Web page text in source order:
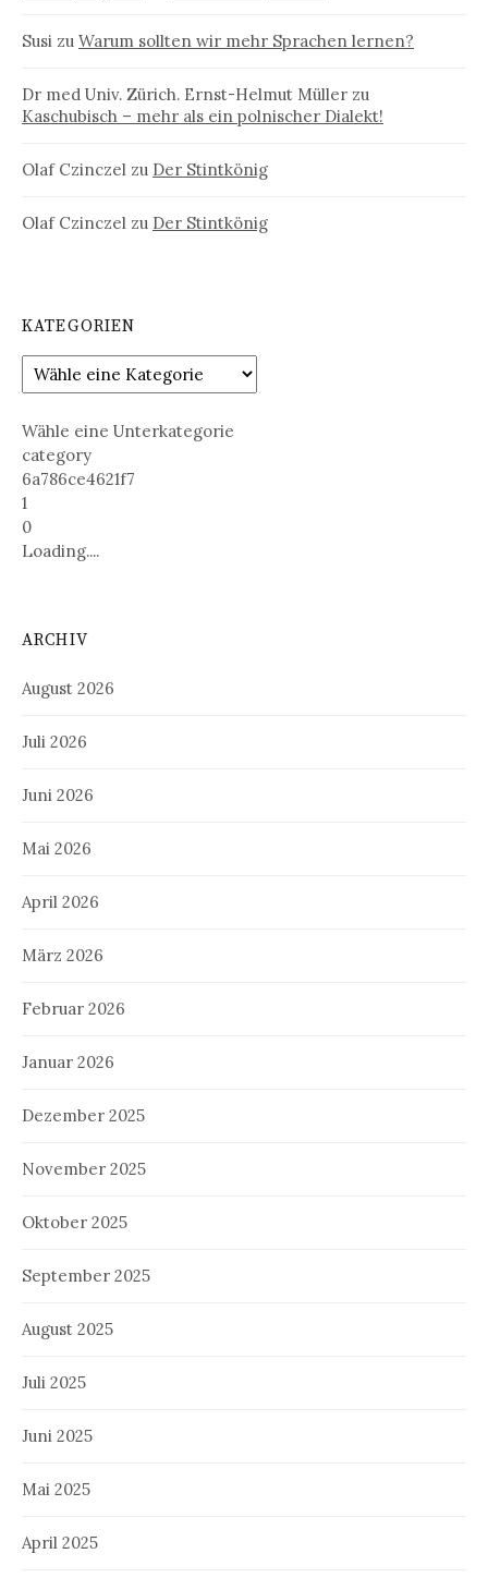
Susi zu Warum sollten wir mehr Sprachen lernen?
Dr med Univ. Zürich. Ernst-Helmut Müller zu
Kaschubisch – mehr als ein polnischer Dialekt!
Olaf Czinczel zu Der Stintkönig
Olaf Czinczel zu Der Stintkönig
KATEGORIEN
Wähle eine Unterkategorie
category
6a786ce4621f7
1
0
Loading....
ARCHIV
August 2026
Juli 2026
Juni 2026
Mai 2026
April 2026
März 2026
Februar 2026
Januar 2026
Dezember 2025
November 2025
Oktober 2025
September 2025
August 2025
Juli 2025
Juni 2025
Mai 2025
April 2025